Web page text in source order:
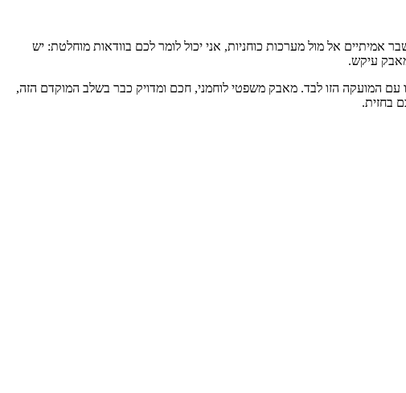
אל מול מערכות כוחניות, אני יכול לומר לכם בוודאות מוחלטת: יש
עיקש.
המועקה הזו לבד. מאבק משפטי לוחמני, חכם ומדויק כבר בשלב המוקדם הזה,
בחזית.